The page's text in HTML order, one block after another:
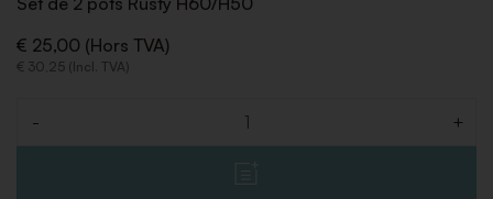
€ 25,00 (Hors TVA)
€ 30,25 (Incl. TVA)
- +